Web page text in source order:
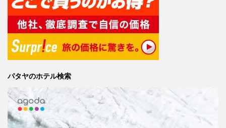
パタヤのホテル検索